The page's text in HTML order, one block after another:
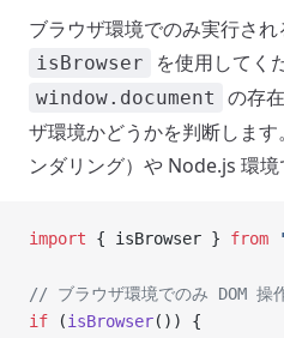
ブラウザ環境でのみ実行さ
isBrowser を使用してく
window.document
の存
ザ環境かどうかを判断します
ンダリング）や Node.js 環境
import { isBrowser } from
// ブラウザ環境でのみ DOM 操
if (isBrowser()) {